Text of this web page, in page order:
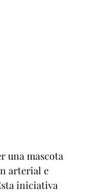
una mascota
arterial e
iniciativa